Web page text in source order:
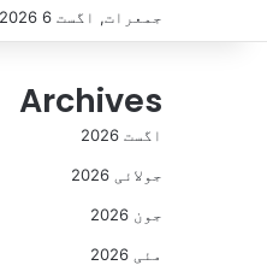
جمعرات, اگست 6 2026
Archives
اگست 2026
جولائی 2026
جون 2026
مئی 2026